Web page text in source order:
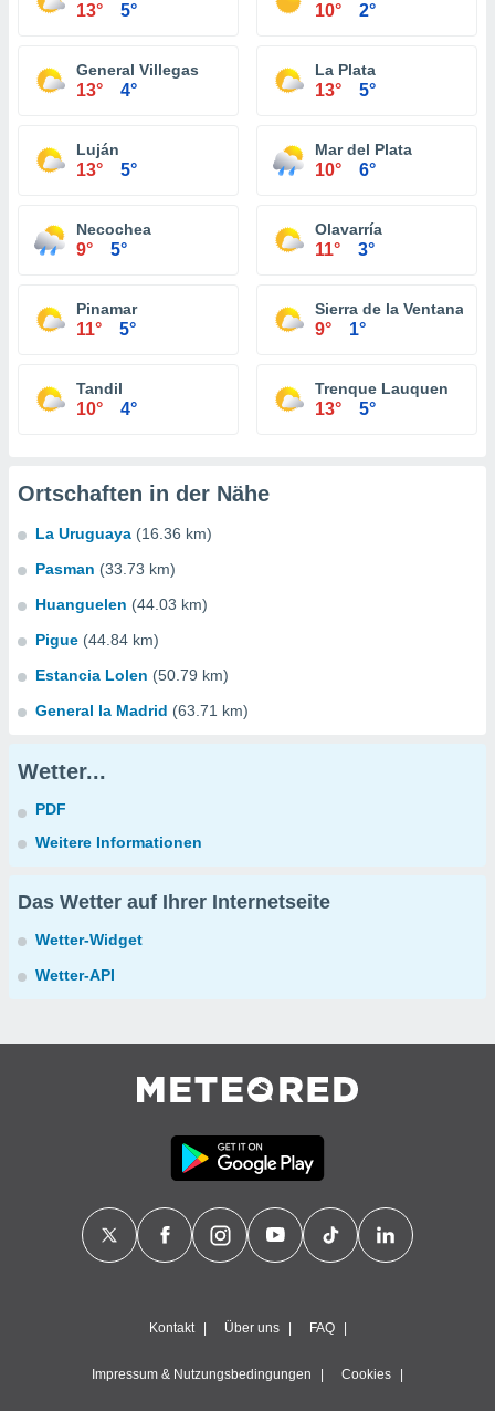
13° 5° 10° 2°
General Villegas
13° 4°
La Plata
13° 5°
Luján
13° 5°
Mar del Plata
10° 6°
Necochea
9° 5°
Olavarría
11° 3°
Pinamar
11° 5°
Sierra de la Ventana
9° 1°
Tandil
10° 4°
Trenque Lauquen
13° 5°
Ortschaften in der Nähe
La Uruguaya (16.36 km)
Pasman (33.73 km)
Huanguelen (44.03 km)
Pigue (44.84 km)
Estancia Lolen (50.79 km)
General la Madrid (63.71 km)
Wetter...
PDF
Weitere Informationen
Das Wetter auf Ihrer Internetseite
Wetter-Widget
Wetter-API
Kontakt Über uns FAQ
Impressum & Nutzungsbedingungen Cookies